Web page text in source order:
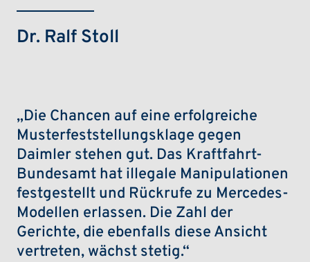
Dr. Ralf Stoll
„Die Chancen auf eine erfolgreiche
Musterfeststellungsklage gegen
Daimler stehen gut. Das Kraftfahrt-
Bundesamt hat illegale Manipulationen
festgestellt und Rückrufe zu Mercedes-
Modellen erlassen. Die Zahl der
Gerichte, die ebenfalls diese Ansicht
vertreten, wächst stetig.“